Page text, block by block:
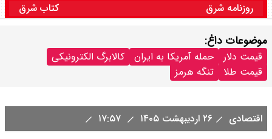
روزنامه شرق کتاب شرق
موضوعات داغ:
قیمت دلار حمله آمریکا به ایران
کالابرگ الکترونیکی
قیمت طلا
تنگه هرمز
اقتصادی ۲۶ اردیبهشت ۱۴۰۵